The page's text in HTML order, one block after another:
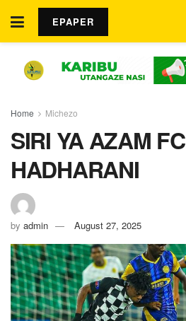
EPAPER
Home Michezo
SIRI YA AZAM FC
HADHARANI
by admin August 27, 2025